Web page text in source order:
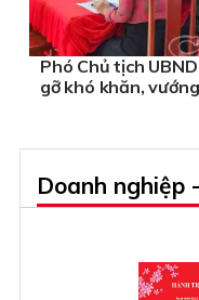
Phó Chủ tịch
gỡ khó khăn,
Doanh nghiệp